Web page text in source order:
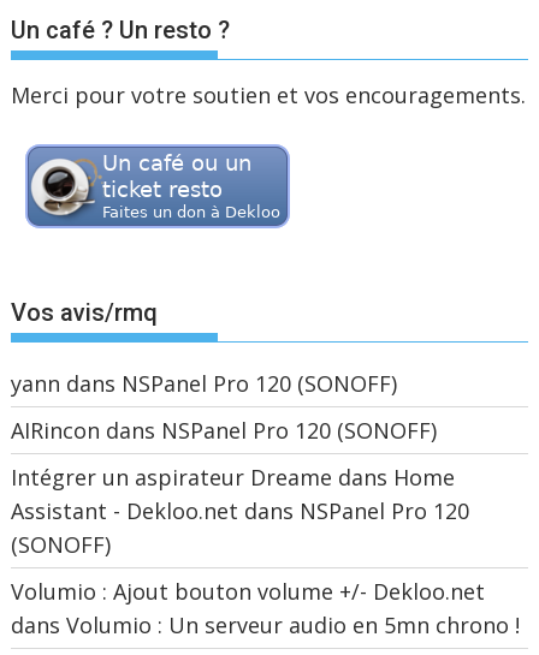
Un café ? Un resto ?
Merci pour votre soutien et vos encouragements.
Vos avis/rmq
yann dans NSPanel Pro 120 (SONOFF)
AIRincon dans NSPanel Pro 120 (SONOFF)
Intégrer un aspirateur Dreame dans Home
Assistant - Dekloo.net dans NSPanel Pro 120
(SONOFF)
Volumio : Ajout bouton volume +/- Dekloo.net
dansVolumio : Un serveur audio en 5mn chrono !